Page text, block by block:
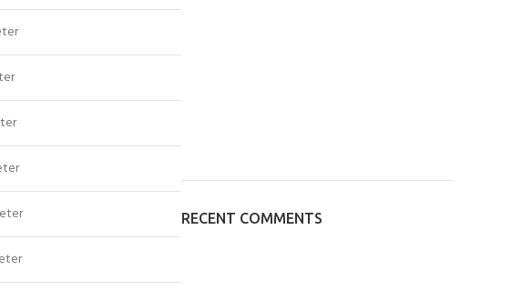
RECENT COMMENTS